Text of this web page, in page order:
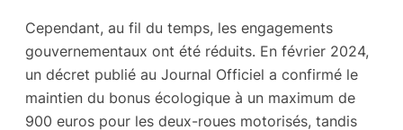
Cependant, au fil du temps, les engagements
gouvernementaux ont été réduits. En février 2024,
un décret publié au Journal Officiel a confirmé le
maintien du bonus écologique à un maximum de
900 euros pour les deux-roues motorisés, tandis